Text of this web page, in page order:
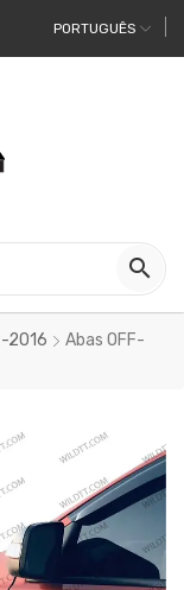
PORTUGUÊS

2016
Abas OFF-